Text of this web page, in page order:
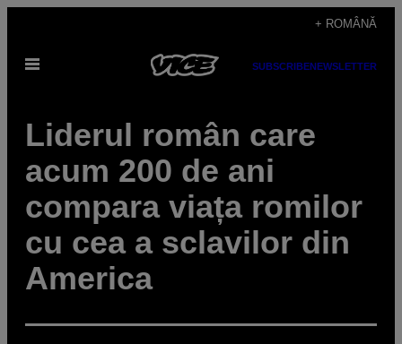
content
+ ROMÂNĂ
Open
SUBSCRIBENEWSLETTER
Liderul român care
acum 200 de ani
compara viața romilor
cu cea a sclavilor din
America